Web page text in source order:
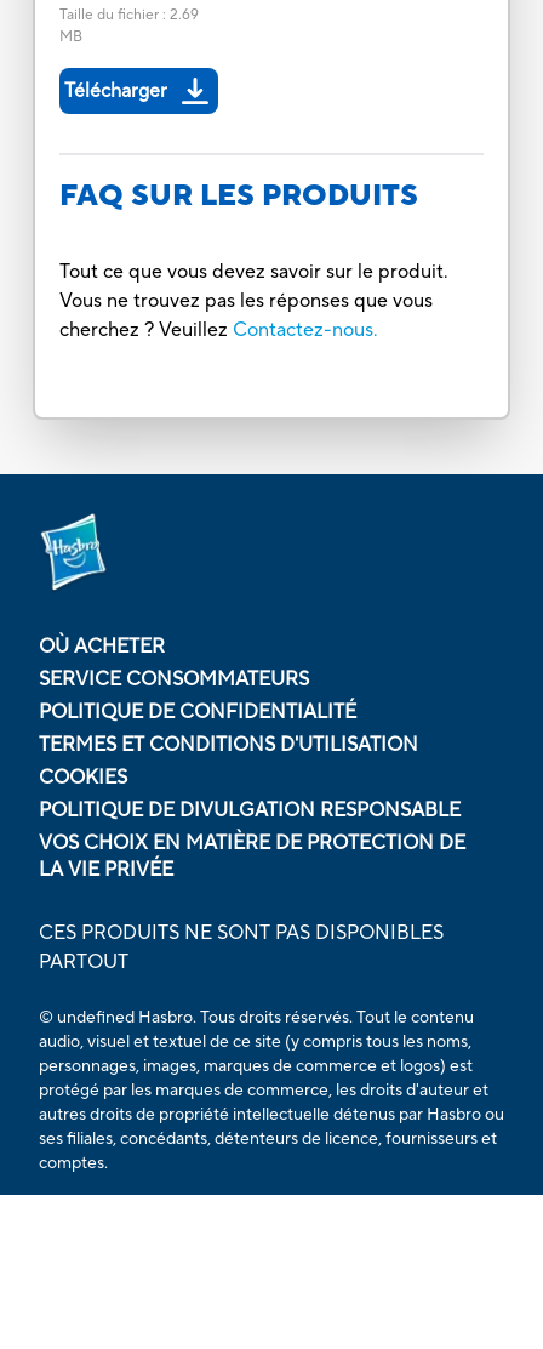
Taille du fichier: 2.69
MB
Télécharger
FAQ SUR LES PRODUITS
Tout ce que vous devez savoir sur le produit.
Vous ne trouvez pas les réponses que vous
cherchez ? Veuillez Contactez-nous.
OÙ ACHETER
SERVICE CONSOMMATEURS
POLITIQUE DE CONFIDENTIALITÉ
TERMES ET CONDITIONS D'UTILISATION
COOKIES
POLITIQUE DE DIVULGATION RESPONSABLE
VOS CHOIX EN MATIÈRE DE PROTECTION DE
LA VIE PRIVÉE
CES PRODUITS NE SONT PAS DISPONIBLES
PARTOUT
© undefined Hasbro. Tous droits réservés. Tout le contenu
audio, visuel et textuel de ce site (y compris tous les noms,
personnages, images, marques de commerce et logos) est
protégé par les marques de commerce, les droits d'auteur et
autres droits de propriété intellectuelle détenus par Hasbro ou
ses filiales, concédants, détenteurs de licence, fournisseurs et
comptes.